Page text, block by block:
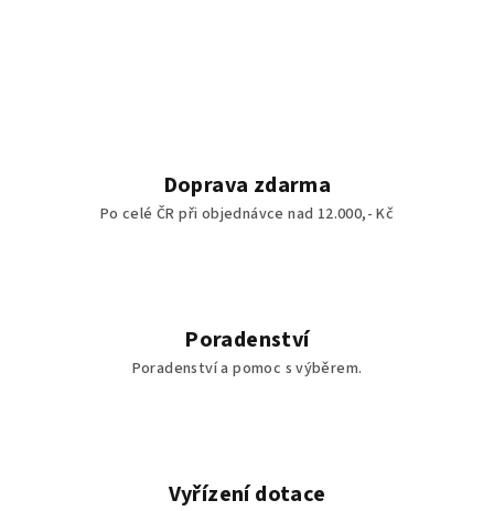
Doprava zdarma
Po celé ČR při objednávce nad 12.000,- Kč
Poradenství
Poradenství a pomoc s výběrem.
Vyřízení dotace